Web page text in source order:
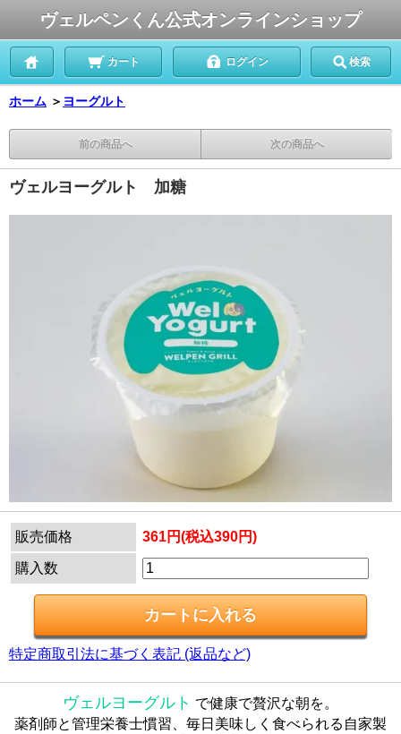
ヴェルペンくん公式オンラインショップ
カート ログイン 検索
ホーム ＞ ヨーグルト
前の商品へ 次の商品へ
ヴェルヨーグルト 加糖
販売価格 361円(税込390円)
購入数
特定商取引法に基づく表記 (返品など)
ヴェルヨーグルト で健康で贅沢な朝を。
薬剤師と管理栄養士慣習、毎日美味しく食べられる自家製